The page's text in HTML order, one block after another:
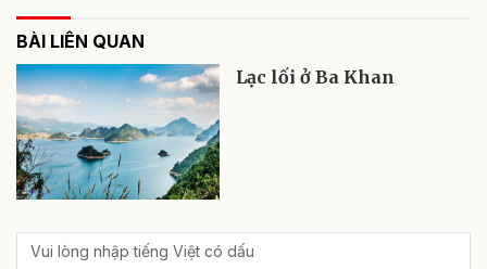
BÀI LIÊN QUAN
Lạc lối ở Ba Khan